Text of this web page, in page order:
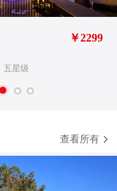
￥2299
五星级
查看所有